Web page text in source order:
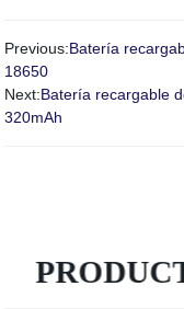
Previous:Batería
18650
Next:Batería recargable
320mAh